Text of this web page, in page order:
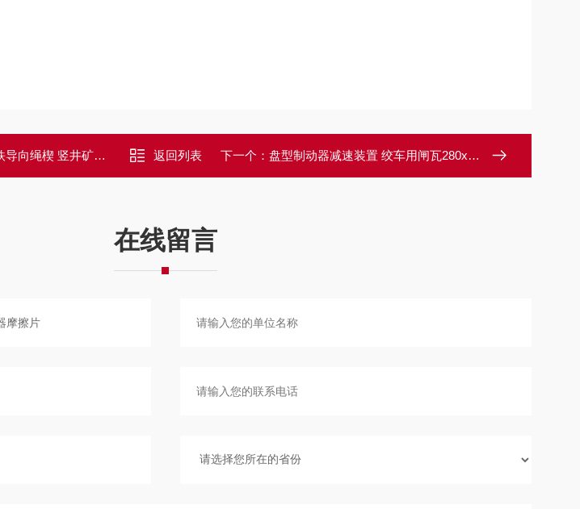
绳楔 竖井矿用护套 返回列表 下一个： 盘型制动器减速装置 绞车用闸瓦280x205x22
在线留言